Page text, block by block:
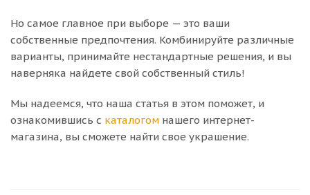
Но самое главное при выборе — это ваши
собственные предпочтения. Комбинируйте различные
варианты, принимайте нестандартные решения, и вы
наверняка найдете свой собственный стиль!
Мы надеемся, что наша статья в этом поможет, и
ознакомившись с каталогом нашего интернет-
магазина, вы сможете найти свое украшение.